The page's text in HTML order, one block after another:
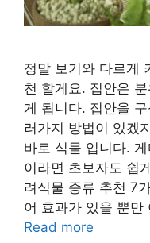
정말 보기와 다르게
천 할게요. 집안은
게 됩니다. 집안을
러가지 방법이 있겠
바로 식물 입니다.
이라면 초보자도 쉽
려식물 종류 추천 7
어 효과가 있을 뿐
Read more